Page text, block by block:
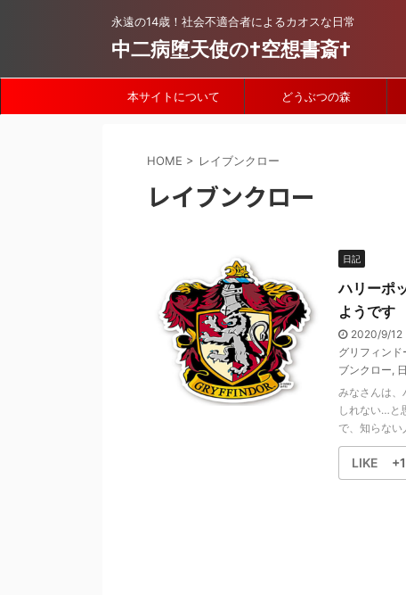
永遠の14歳！社会不適合者によるカオスな日常
中二病堕天使の†空想書斎†
本サイトについて どうぶつの森
HOME > レイブンクロー
レイブンクロー
日記
ハリーポ
ようです
2020/9/12
グリフィンド
ブンクロー,
みなさんは、
しれない…と
で、知らな
LIKE +1